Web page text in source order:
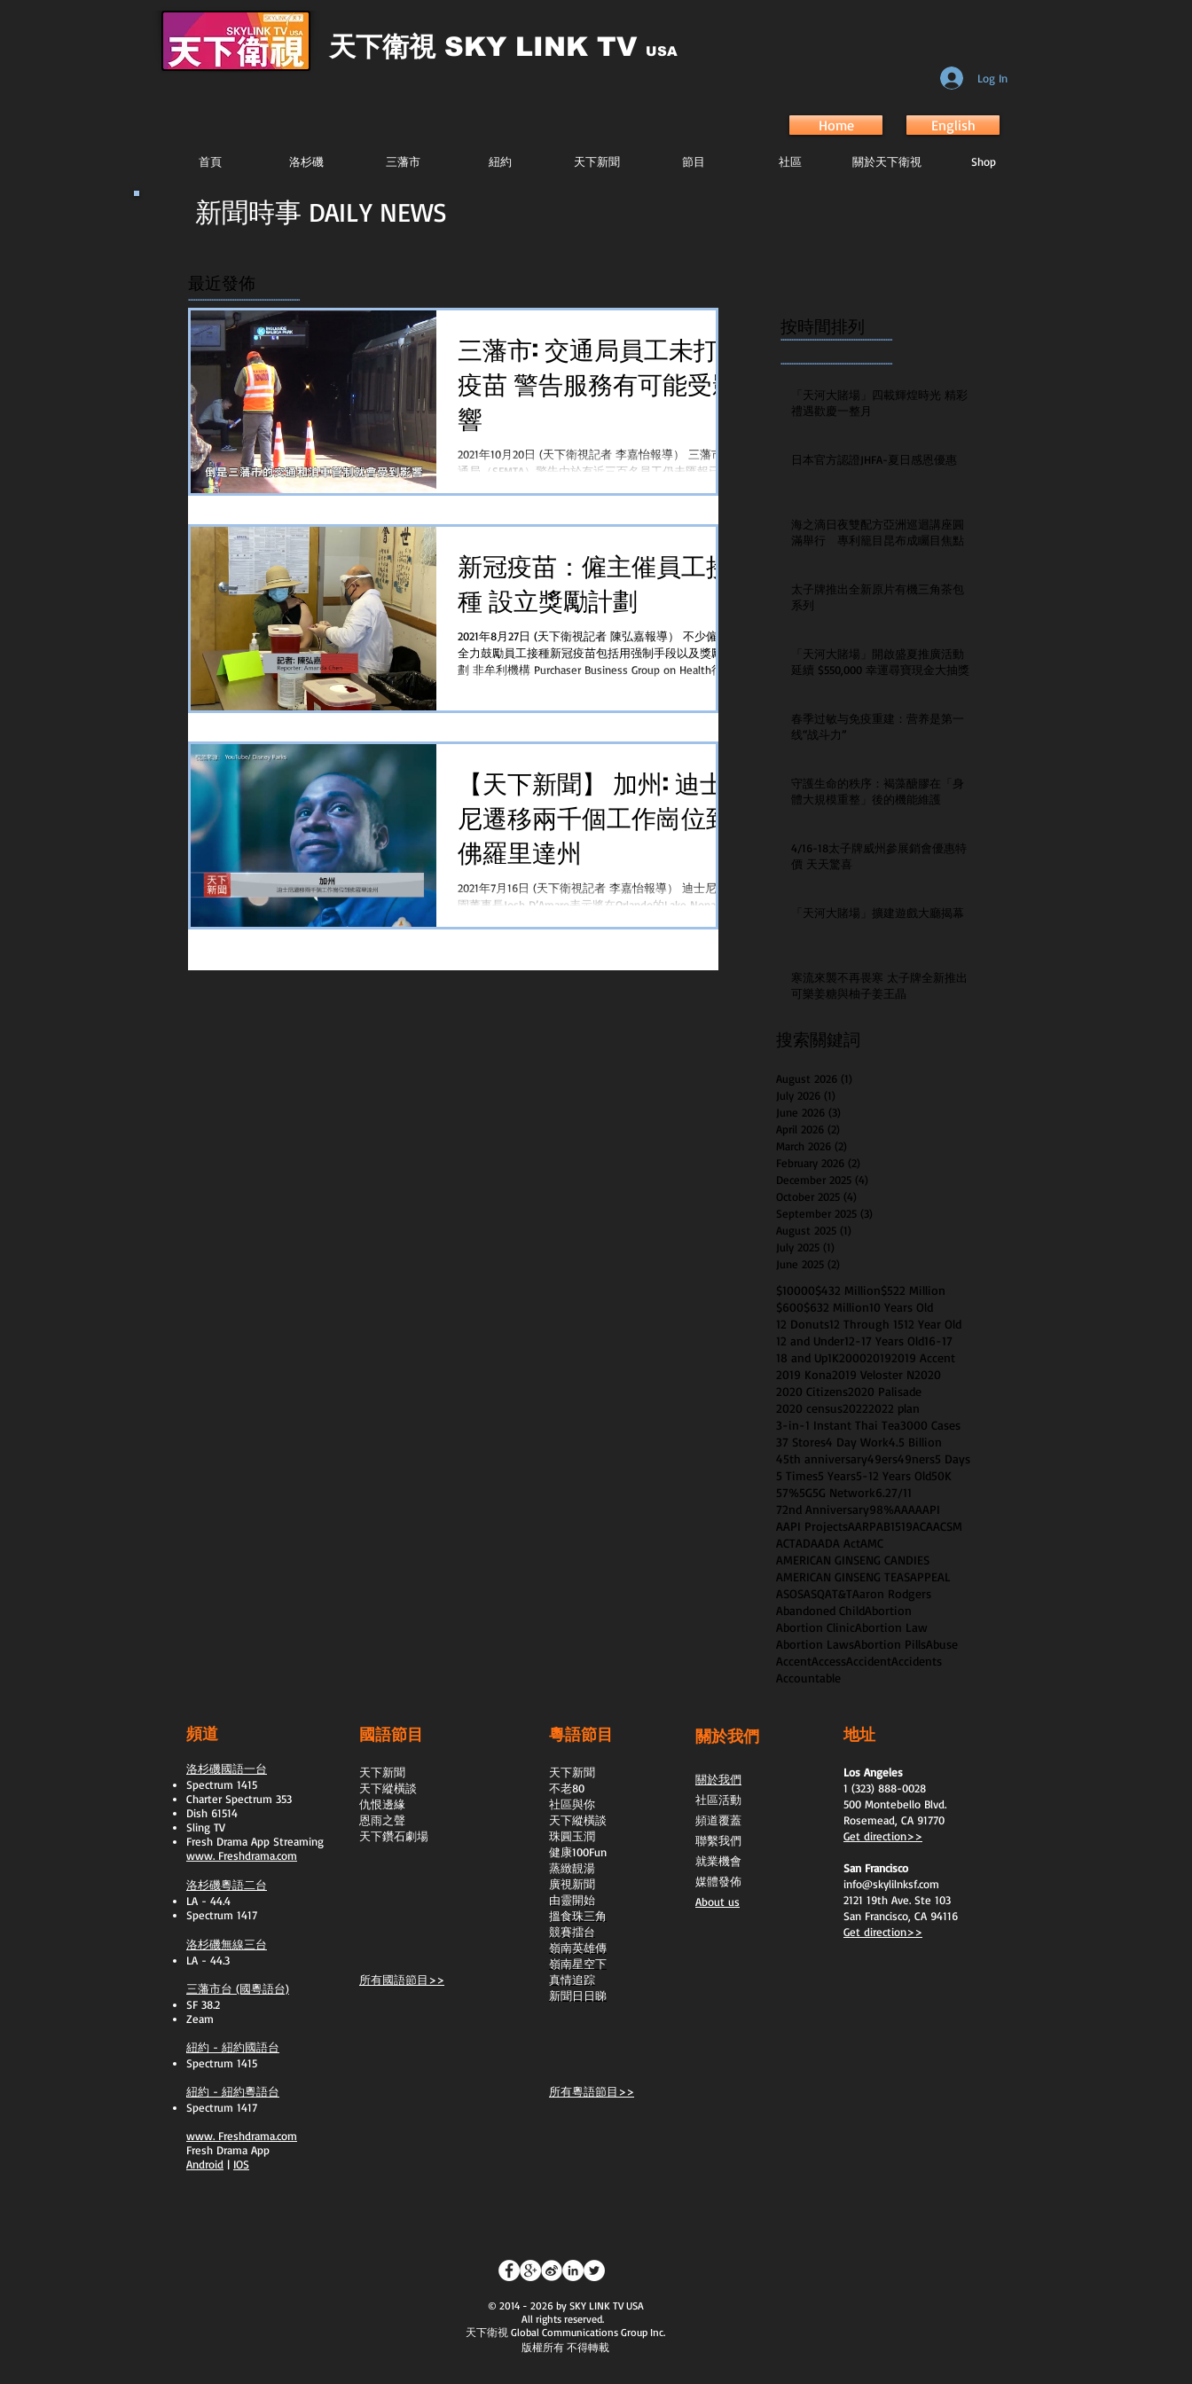
天下衛視SKY LINK TV USA
Log In
Home English
首頁 洛杉磯 三藩市 紐約 天下新聞 節目 社區 關於天下衛視 Shop
新聞時事 DAILY NEWS
最近發佈
...............................................................
三藩市: 交通局員工未打
疫苗 警告服務有可能受影
響
2021年10月20日 (天下衛視記者 李嘉怡報導） 三藩市交
通局（SFMTA）警告由於有近三百名員工仍未匯報已經
通局的僱員要在11月1日之前完整接種疫苗，但到星期一
新冠疫苗：僱主催員工接
種 設立獎勵計劃
2021年8月27日 (天下衛視記者 陳弘嘉報導） 不少僱主
全力鼓勵員工接種新冠疫苗包括用强制手段以及獎勵計
劃 非牟利機構 Purchaser Business Group on Health行政
【天下新聞】 加州: 迪士
尼遷移兩千個工作崗位到
佛羅里達州
2021年7月16日 (天下衛視記者 李嘉怡報導） 迪士尼樂
園董事長Josh D’Amaro表示將在Orlando的Lake Nona社
按時間排列
...............................................................
...............................................................
「天河大賭場」四載輝煌時光 精彩
禮遇歡慶一整月
日本官方認證JHFA-夏日感恩優惠
海之滴日夜雙配方亞洲巡迴講座圓
滿舉行 專利籠目昆布成矚目焦點
太子牌推出全新原片有機三角茶包
系列
「天河大賭場」開啟盛夏推廣活動
延續 $550,000 幸運尋寶現金大抽獎
春季过敏与免疫重建：营养是第一
线“战斗力”
守護生命的秩序：褐藻醣膠在「身
體大規模重整」後的機能維護
4/16-18太子牌威州參展銷會優惠特
價 天天驚喜
「天河大賭場」擴建遊戲大廳揭幕
寒流來襲不再畏寒 太子牌全新推出
可樂姜糖與柚子姜王晶
搜索關鍵詞
August 2026 (1)
July 2026 (1)
June 2026 (3)
April 2026 (2)
March 2026 (2)
February 2026 (2)
December 2025 (4)
October 2025 (4)
September 2025 (3)
August 2025 (1)
July 2025 (1)
June 2025 (2)
$10000$432 Million$522 Million
$600$632 Million10 Years Old
12 Donuts12 Through 1512 Year Old
12 and Under12-17 Years Old16-17
18 and Up1K200020192019 Accent
2019 Kona2019 Veloster N2020
2020 Citizens2020 Palisade
2020 census20222022 plan
3-in-1 Instant Thai Tea3000 Cases
37 Stores4 Day Work4.5 Billion
45th anniversary49ers49ners5 Days
5 Times5 Years5-12 Years Old50K
57%5G5G Network6.27/11
72nd Anniversary98%AAAAAPI
AAPI ProjectsAARPAB1519ACAACSM
ACTADAADA ActAMC
AMERICAN GINSENG CANDIES
AMERICAN GINSENG TEASAPPEAL
ASOSASQAT&TAaron Rodgers
Abandoned ChildAbortion
Abortion ClinicAbortion Law
Abortion LawsAbortion PillsAbuse
AccentAccessAccidentAccidents
Accountable
頻道
洛杉磯國語一台
Spectrum 1415
Charter Spectrum 353
Dish 61514
Sling TV
​Fresh Drama App Streaming
www. Freshdrama.com
洛杉磯粵語二台
LA - 44.4
Spectrum 1417
洛杉磯無線三台
LA - 44.3
三藩市台 (國粵語台)
SF 38.2
Zeam
紐約 - 紐約國語台
Spectrum 1415
紐約 - 紐約粵語台
Spectrum 1417
​www. Freshdrama.com
Fresh Drama App
​Android | IOS
國語節目
天下新聞
天下縱橫談
​仇恨邊緣
恩雨之聲
天下鑽石劇場
所有國語節目>>
粵語節目
天下新聞
不老80
社區與你
天下縱橫談
​珠圓玉潤
​健康100Fun
蒸緻靚湯
​廣視新聞
由靈開始
搵食珠三角
競賽擂台
嶺南英雄傳
嶺南星空下
真情追踪
新聞日日睇
所有粵語節目>>
關於我們
關於我們
社區活動
頻道覆蓋
聯繫我們
就業機會
媒體發佈
About us
地址
Los Angeles
1 (323) 888-0028
500 Montebello Blvd.
Rosemead, CA 91770
Get direction>>
San Francisco
info@skylilnksf.com
2121 19th Ave. Ste 103
San Francisco, CA 94116
Get direction>>
© 2014 - 2026 by SKY LINK TV USA
All rights reserved.
天下衛視 Global Communications Group Inc.
版權所有 不得轉載